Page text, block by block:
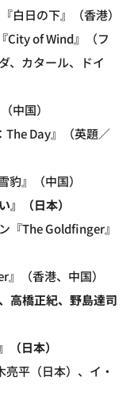
日の下』（香港）
of Wind』（フ
、カタール、ドイ
中国）
Day』（英題／
』（中国）
（日本）
『The Goldfinger』
（香港、中国）
高橋正紀、野島達司
日本）
平（日本）、イ・